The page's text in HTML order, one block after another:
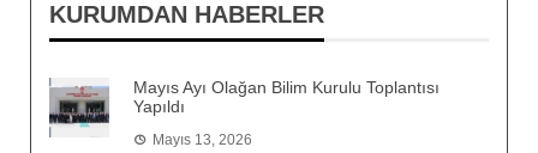
KURUMDAN HABERLER
Mayıs Ayı Olağan Bilim Kurulu Toplantısı
Yapıldı
Mayıs 13, 2026